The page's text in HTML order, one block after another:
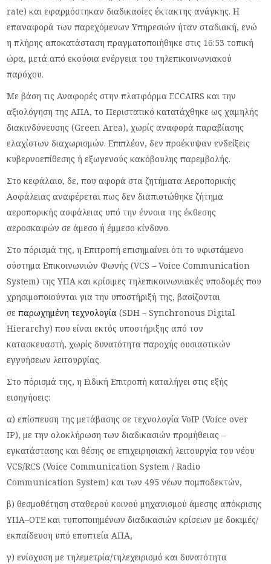
rate) και εφαρμόστηκαν διαδικασίες έκτακτης ανάγκης. Η
επαναφορά των παρεχόμενων Υπηρεσιών ήταν σταδιακή, ενώ
η πλήρης αποκατάσταση πραγματοποιήθηκε στις 16:53 τοπική
ώρα, μετά από εκούσια ενέργεια του τηλεπικοινωνιακού
παρόχου.
Με βάση τις Αναφορές στην πλατφόρμα ECCAIRS και την
αξιολόγηση της ΑΠΑ, το Περιστατικό κατατάχθηκε ως χαμηλής
διακινδύνευσης (Green Area), χωρίς αναφορά παραβίασης
ελαχίστων διαχωρισμών. Επιπλέον, δεν προέκυψαν ενδείξεις
κυβερνοεπίθεσης ή εξωγενούς κακόβουλης παρεμβολής.
Στο κεφάλαιο, δε, που αφορά στα ζητήματα Αεροπορικής
Ασφάλειας αναφέρεται πως δεν διαπιστώθηκε ζήτημα
αεροπορικής ασφάλειας υπό την έννοια της έκθεσης
αεροσκαφών σε άμεσο ή έμμεσο κίνδυνο.
Στο πόρισμά της, η Επιτροπή επισημαίνει ότι το υφιστάμενο
σύστημα Επικοινωνιών Φωνής (VCS – Voice Communication
System) της ΥΠΑ και κρίσιμες τηλεπικοινωνιακές υποδομές που
χρησιμοποιούνται για την υποστήριξή της, βασίζονται
σεπαρωχημένη τεχνολογία (SDH – Synchronous Digital
Hierarchy) που είναι εκτός υποστήριξης από τον
κατασκευαστή, χωρίς δυνατότητα παροχής ουσιαστικών
εγγυήσεων λειτουργίας.
Στο πόρισμά της, η Ειδική Επιτροπή καταλήγει στις εξής
εισηγήσεις:
α) επίσπευση της μετάβασης σε τεχνολογία VoIP (Voice over
IP), με την ολοκλήρωση των διαδικασιών προμήθειας –
εγκατάστασης και θέσης σε επιχειρησιακή λειτουργία του νέου
VCS/RCS (Voice Communication System / Radio
Communication System) και των 495 νέων πομποδεκτών,
β) θεσμοθέτηση σταθερού κοινού μηχανισμού άμεσης απόκρισης
ΥΠΑ–ΟΤΕ και τυποποιημένων διαδικασιών κρίσεων με δοκιμές/
εκπαίδευση υπό εποπτεία ΑΠΑ,
γ) ενίσχυση με τηλεμετρία/τηλεχειρισμό και δυνατότητα